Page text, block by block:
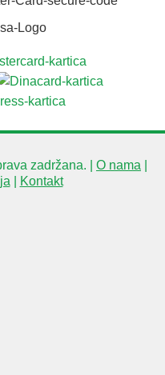
zadržana. | O nama
Kontakt